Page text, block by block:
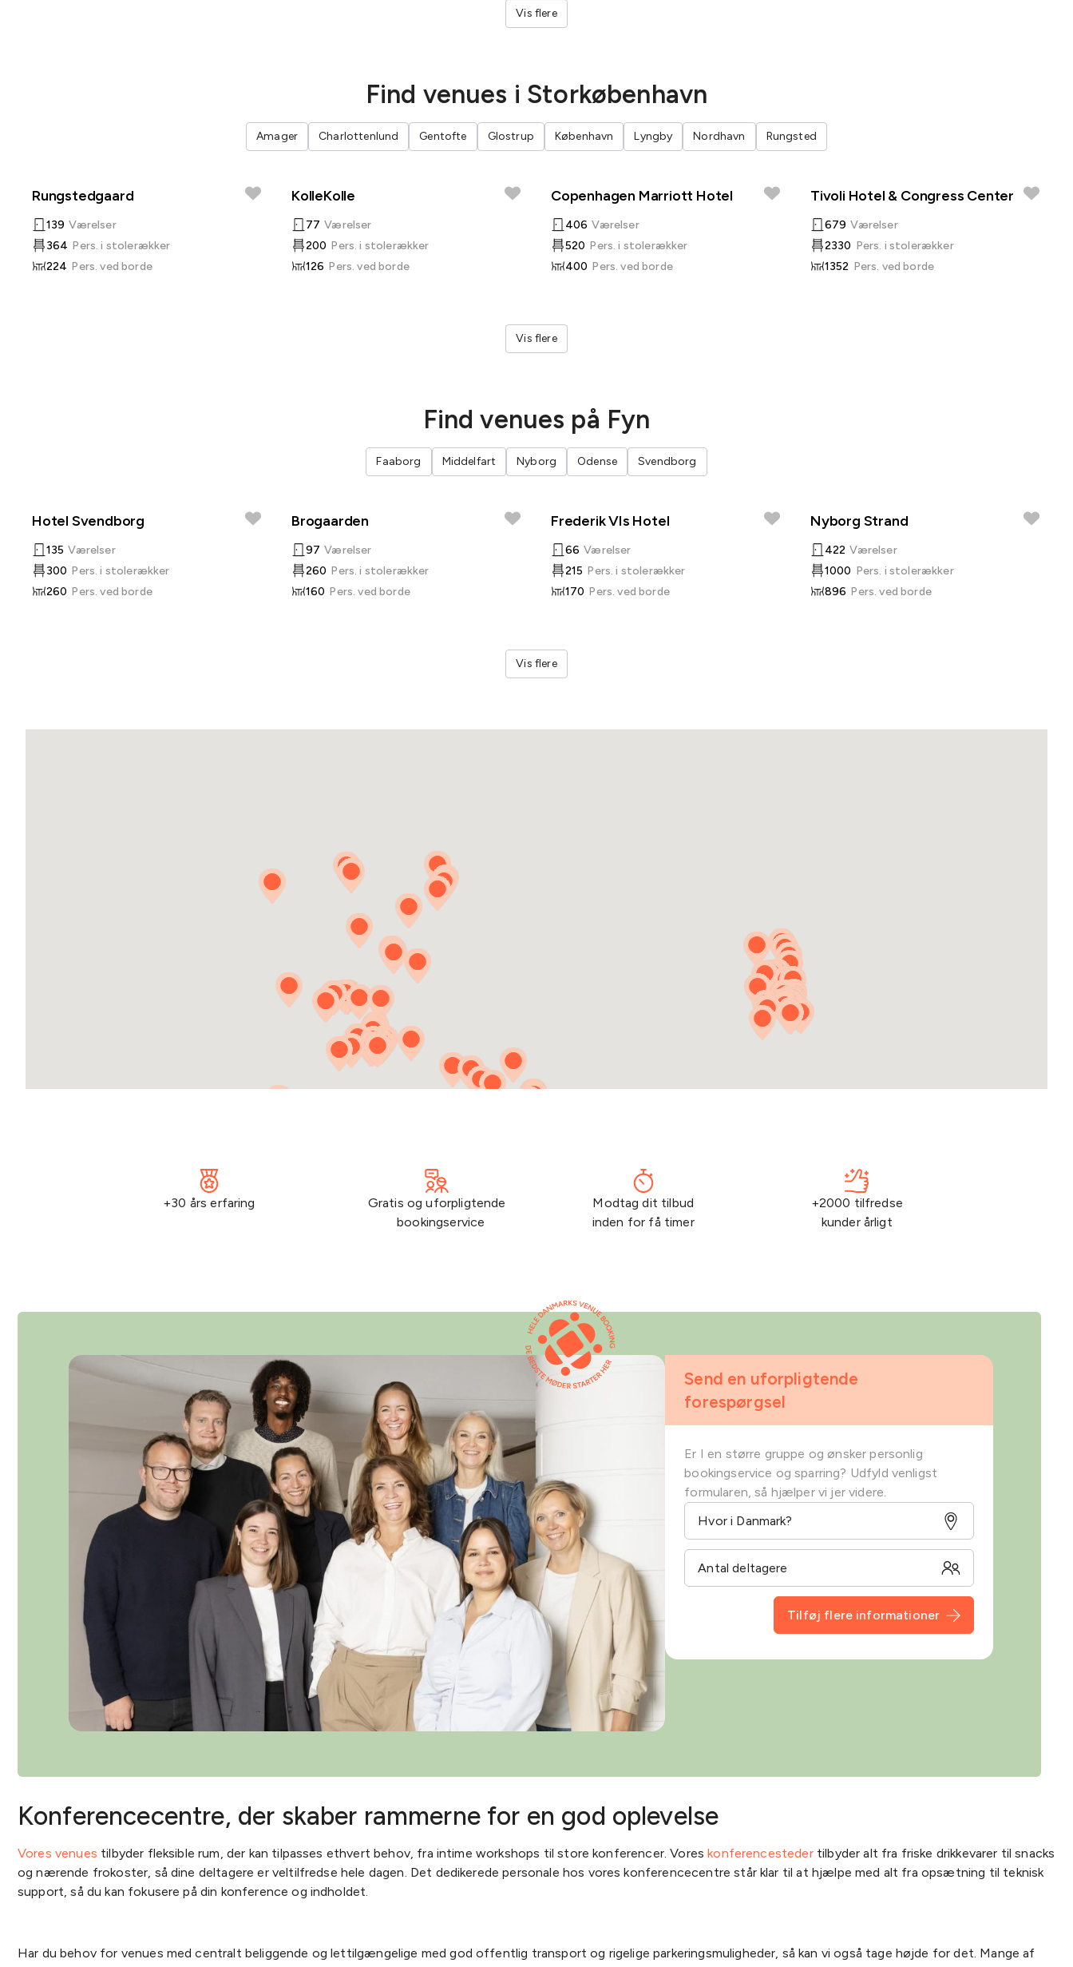
Vis flere
Find venues i Storkøbenhavn
Amager Charlottenlund Gentofte Glostrup København Lyngby Nordhavn Rungsted
Rungstedgaard
139 Værelser
364 Pers. i stolerækker
224 Pers. ved borde
KolleKolle
77 Værelser
200 Pers. i stolerækker
126 Pers. ved borde
Copenhagen Marriott Hotel
406 Værelser
520 Pers. i stolerækker
400 Pers. ved borde
Tivoli Hotel & Congress Center
679 Værelser
2330 Pers. i stolerækker
1352 Pers. ved borde
Vis flere
Find venues på Fyn
Faaborg Middelfart Nyborg Odense Svendborg
Hotel Svendborg
135 Værelser
300 Pers. i stolerækker
260 Pers. ved borde
Brogaarden
97 Værelser
260 Pers. i stolerækker
160 Pers. ved borde
Frederik VIs Hotel
66 Værelser
215 Pers. i stolerækker
170 Pers. ved borde
Nyborg Strand
422 Værelser
1000 Pers. i stolerækker
896 Pers. ved borde
Vis flere
+30 års erfaring
Gratis og uforpligtende
bookingservice
Modtag dit tilbud
inden for få timer
+2000 tilfredse
kunder årligt
Send en uforpligtende
forespørgsel
Er I en større gruppe og ønsker personlig
bookingservice og sparring? Udfyld venligst
formularen, så hjælper vi jer videre.
Tilføj flere informationer
Konferencecentre, der skaber rammerne for en god oplevelse
Vores venues tilbyder fleksible rum, der kan tilpasses ethvert behov, fra intime workshops til store konferencer. Voreskonferencestedertilbyder alt fra friske drikkevarer til snacks
og nærende frokoster, så dine deltagere er veltilfredse hele dagen. Det dedikerede personale hos vores konferencecentre står klar til at hjælpe med alt fra opsætning til teknisk
support, så du kan fokusere på din konference og indholdet.
Har du behov for venues med centralt beliggende og lettilgængelige med god offentlig transport og rigelige parkeringsmuligheder, så kan vi også tage højde for det. Mange af